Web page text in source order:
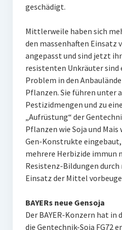
geschädigt.
Mittlerweile haben sich
den massenhaften Einsatz
angepasst und sind jetzt
resistenten Unkräuter sind
Problem in den
Pflanzen. Sie führen unter
Pestizidmengen und zu
„Aufrüstung“ der
Pflanzen wie Soja und
Gen-Konstrukte
mehrere Herbizide immun
Resistenz-Bildungen
Einsatz der Mittel
BAYERs neue Gensoja
Der BAYER-Konzern hat in
die Gentechnik-Soja FG72